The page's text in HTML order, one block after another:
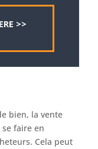
>>
bien, la vente
faire en
Cela peut